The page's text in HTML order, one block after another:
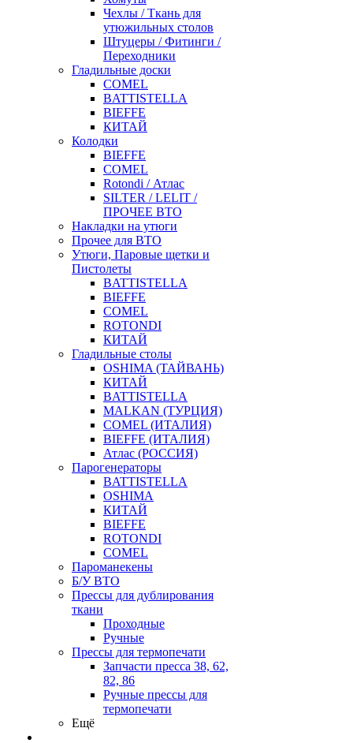
Чехлы / Ткань для
утюжильных столов
Штуцеры / Фитинги /
Переходники
Гладильные доски
COMEL
BATTISTELLA
BIEFFE
КИТАЙ
Колодки
BIEFFE
COMEL
Rotondi / Атлас
SILTER / LELIT /
ПРОЧЕЕ ВТО
Накладки на утюги
Прочее для ВТО
Утюги, Паровые щетки и
Пистолеты
BATTISTELLA
BIEFFE
COMEL
ROTONDI
КИТАЙ
Гладильные столы
OSHIMA (ТАЙВАНЬ)
КИТАЙ
BATTISTELLA
MALKAN (ТУРЦИЯ)
COMEL (ИТАЛИЯ)
BIEFFE (ИТАЛИЯ)
Атлас (РОССИЯ)
Парогенераторы
BATTISTELLA
OSHIMA
КИТАЙ
BIEFFE
ROTONDI
COMEL
Пароманекены
Б/У ВТО
Прессы для дублирования
ткани
Проходные
Ручные
Прессы для термопечати
Запчасти пресса 38, 62,
82, 86
Ручные прессы для
термопечати
Ещё